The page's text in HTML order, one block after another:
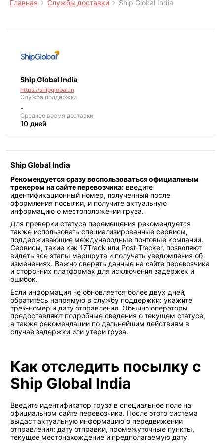
Главная Службы доставки Ship Global India
Ship Global India
https://shipglobal.in
Служба поддержки
-
Среднее время доставки
10 дней
Ship Global India
Рекомендуется сразу воспользоваться официальным
трекером на сайте перевозчика: введите
идентификационный номер, полученный после
оформления посылки, и получите актуальную
информацию о местоположении груза.
Для проверки статуса перемещения рекомендуется
также использовать специализированные сервисы,
поддерживающие международные почтовые компании.
Сервисы, такие как 17Track или Post-Tracker, позволяют
видеть все этапы маршрута и получать уведомления об
изменениях. Важно сверять данные на сайте перевозчика
и сторонних платформах для исключения задержек и
ошибок.
Если информация не обновляется более двух дней,
обратитесь напрямую в службу поддержки: укажите
трек-номер и дату отправления. Обычно операторы
предоставляют подробные сведения о текущем статусе,
а также рекомендации по дальнейшим действиям в
случае задержки или утери груза.
Как отследить посылку с
Ship Global India
Введите идентификатор груза в специальное поле на
официальном сайте перевозчика. После этого система
выдаст актуальную информацию о передвижении
отправления: дату отправки, промежуточные пункты,
текущее местонахождение и предполагаемую дату